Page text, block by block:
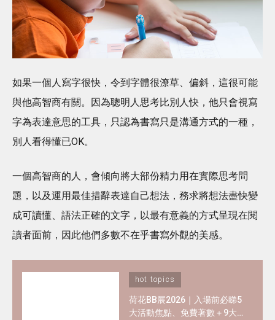
如果一個人寫字很快，令到字體很潦草、偏斜，這很可能
與他高智商有關。因為聰明人思考比別人快，他只會視寫
字為表達意思的工具，只認為書寫只是溝通方式的一種，
別人看得懂已OK。
一個高智商的人，會傾向將大部份精力用在實際思考問
題，以及運用最佳措辭表達自己想法，務求將想法盡快變
成可讀懂、語法正確的文字，以最有意義的方式呈現在閱
讀者面前，因此他們多數不在乎書寫外觀的美感。
hot topics
荷花BB展2026｜入場前必睇5
大活動焦點、免費著數＋9大